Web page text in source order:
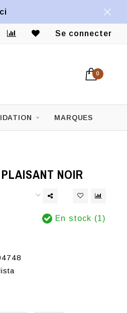
Se connecter
0
MARQUES
NOIR
En stock (1)